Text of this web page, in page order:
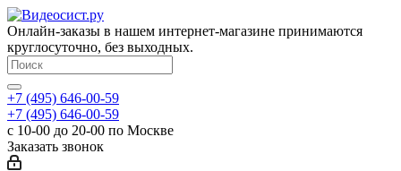
Онлайн-заказы в нашем интернет-магазине принимаются
круглосуточно, без выходных.
+7 (495) 646-00-59
+7 (495) 646-00-59
с 10-00 до 20-00 по Москве
Заказать звонок